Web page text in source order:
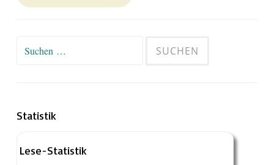
Suchen
Statistik
Lese-Statistik